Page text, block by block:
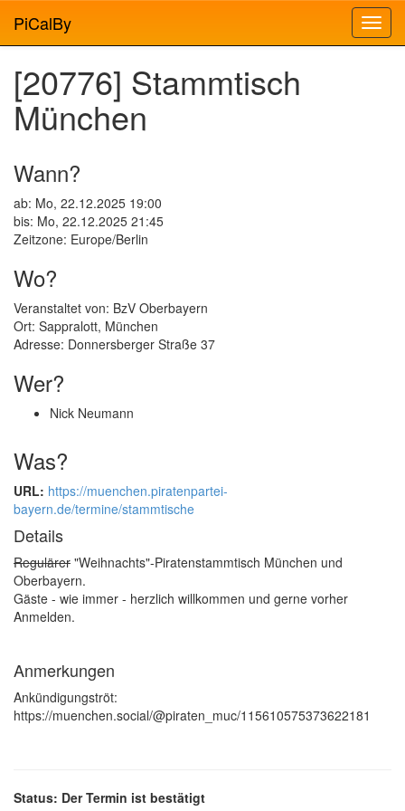
PiCalBy
[20776] Stammtisch
München
Wann?
ab: Mo, 22.12.2025 19:00
bis: Mo, 22.12.2025 21:45
Zeitzone: Europe/Berlin
Wo?
Veranstaltet von: BzV Oberbayern
Ort: Sappralott, München
Adresse: Donnersberger Straße 37
Wer?
Nick Neumann
Was?
URL: https://muenchen.piratenpartei-
bayern.de/termine/stammtische
Details
Regulärer "Weihnachts"-Piratenstammtisch München und
Oberbayern.
Gäste - wie immer - herzlich willkommen und gerne vorher
Anmelden.
Anmerkungen
Ankündigungströt:
https://muenchen.social/@piraten_muc/115610575373622181
Status: Der Termin ist bestätigt